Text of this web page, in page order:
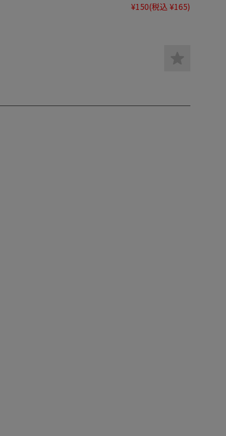
¥150(税込 ¥165)